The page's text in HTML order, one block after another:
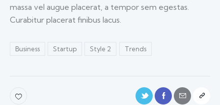
massa vel augue placerat, a tempor sem egestas.
Curabitur placerat finibus lacus.
Business Startup Style 2 Trends